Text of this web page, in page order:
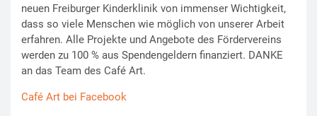
neuen Freiburger Kinderklinik von immenser Wichtigkeit,
dass so viele Menschen wie möglich von unserer Arbeit
erfahren. Alle Projekte und Angebote des Fördervereins
werden zu 100 % aus Spendengeldern finanziert. DANKE
an das Team des Café Art.
Café Art bei Facebook